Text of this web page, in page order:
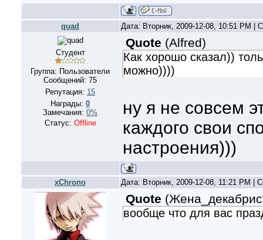
quad Дата: Вторник, 2009-12-08, 10:51 PM |
Студент
Группа: Пользователи
Сообщений: 75
Репутация: 15
Награды: 0
Замечания: 0%
Статус: Offline
Quote (Alfred)
Как хорошо сказал))
можно))))
ну я не совсем
каждого свои
настроения)))
xChrono Дата: Вторник, 2009-12-08, 11:21 PM |
Quote (
вообще что для вас